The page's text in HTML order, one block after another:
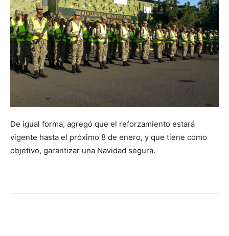
De igual forma, agregó que el reforzamiento estará
vigente hasta el próximo 8 de enero, y que tiene como
objetivo, garantizar una Navidad segura.